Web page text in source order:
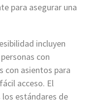
para asegurar una
incluyen
con
con asientos para
acceso. El
estándares de